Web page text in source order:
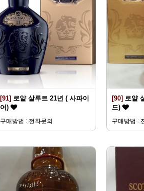
[91] 로얄 살루트 21년 ( 사파이
어)
구매방법 : 전화문의
[90] 로얄
드)
구매방법 :